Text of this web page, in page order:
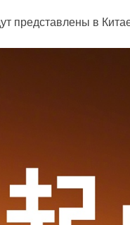
представлены в